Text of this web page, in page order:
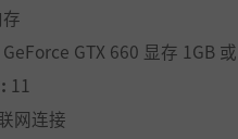
角色
10个增加到37个！享受与您
GeForce GTX 660 显存 1GB
11
网连接